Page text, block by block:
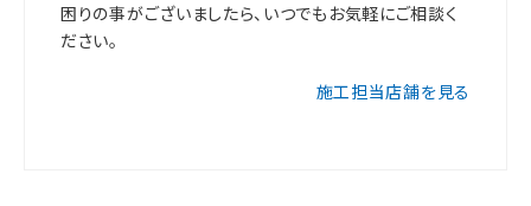
困りの事がございましたら、いつでもお気軽にご相談く
ださい。
施工担当店舗を見る